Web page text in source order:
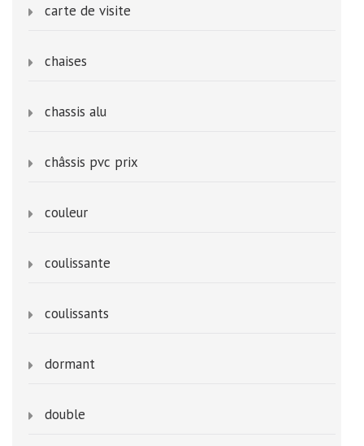
carte de visite
chaises
chassis alu
châssis pvc prix
couleur
coulissante
coulissants
dormant
double